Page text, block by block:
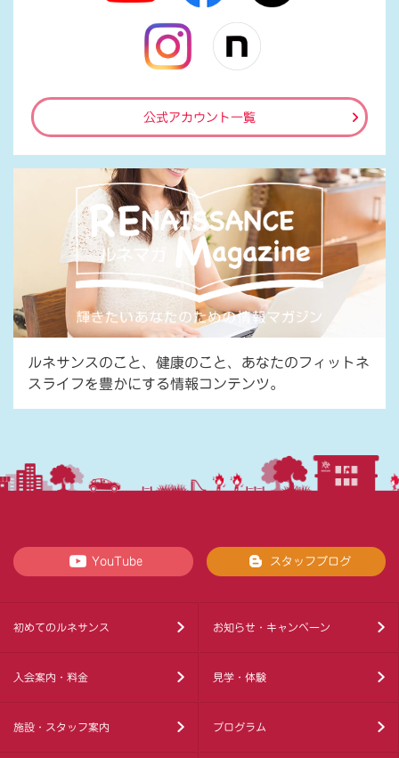
公式アカウント一覧
ルネサンスのこと、健康のこと、あなたのフィットネ
スライフを豊かにする情報コンテンツ。
YouTube スタッフブログ
初めてのルネサンス お知らせ・キャンペーン
入会案内・料金 見学・体験
施設・スタッフ案内 プログラム